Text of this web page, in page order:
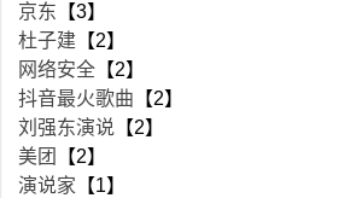
京东 【3】
杜子建 【2】
网络安全 【2】
抖音最火歌曲 【2】
刘强东演说 【2】
美团
【2】
演说家 【1】